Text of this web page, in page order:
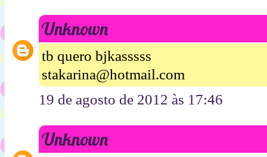
Unknown
tb quero bjkasssss
stakarina@hotmail.com
19 de agosto de 2012 às 17:46
Unknown